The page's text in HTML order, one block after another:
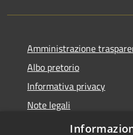
Amministrazione
Albo pretorio
Informativa privacy
Note legali
Dichiarazione di